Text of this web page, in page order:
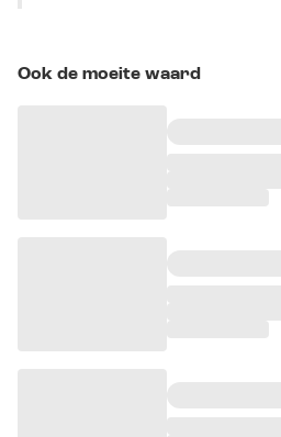
Ook de moeite waard